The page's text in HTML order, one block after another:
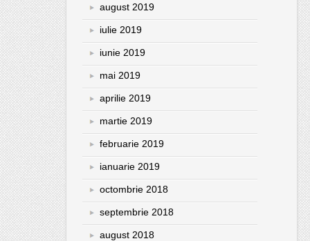
august 2019
iulie 2019
iunie 2019
mai 2019
aprilie 2019
martie 2019
februarie 2019
ianuarie 2019
octombrie 2018
septembrie 2018
august 2018